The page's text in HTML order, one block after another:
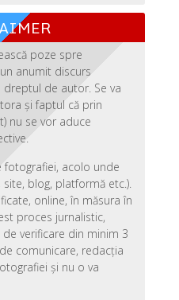
poze spre
anumit discurs
de autor. Se va
și faptul că prin
nu se vor aduce
fotografiei, acolo unde
blog, platformă etc.).
online, în măsura în
proces jurnalistic,
verificare din minim 3
comunicare, redacția
și nu o va